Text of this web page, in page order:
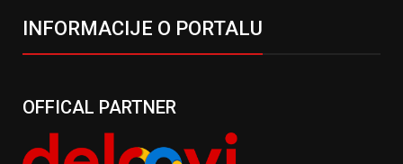
INFORMACIJE O PORTALU
OFFICAL PARTNER